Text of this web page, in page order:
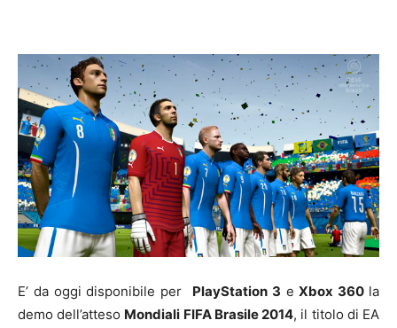
E’ da oggi disponibile per PlayStation 3 eXbox 360 la
demo dell’atteso Mondiali FIFA Brasile 2014, il titolo di EA